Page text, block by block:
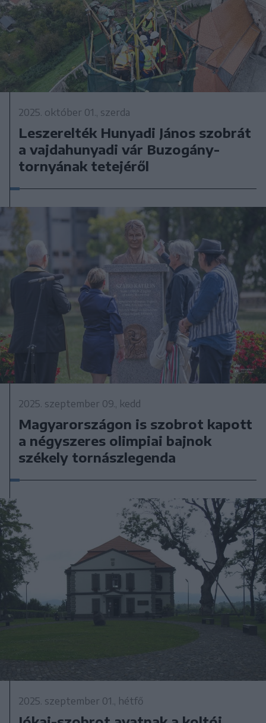
2025. október 01., szerda
Leszerelték Hunyadi János szobrát
a vajdahunyadi vár Buzogány-
tornyának tetejéről
2025. szeptember 09., kedd
Magyarországon is szobrot kapott
a négyszeres olimpiai bajnok
székely tornászlegenda
2025. szeptember 01., hétfő